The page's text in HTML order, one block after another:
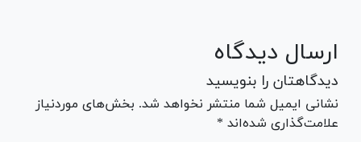
ارسال دیدگاه
دیدگاهتان را بنویسید
نشانی ایمیل شما منتشر نخواهد شد. بخش‌های موردنیاز
علامت‌گذاری شده‌اند *